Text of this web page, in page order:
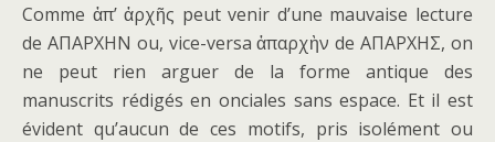
Comme ἀπ’ ἀρχῆς peut venir d’une mauvaise lecture
de ΑΠΑΡΧΗΝ ou, vice-versa ἀπαρχὴν de ΑΠΑΡΧΗΣ, on
ne peut rien arguer de la forme antique des
manuscrits rédigés en onciales sans espace. Et il est
évident qu’aucun de ces motifs, pris isolément ou